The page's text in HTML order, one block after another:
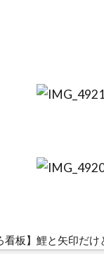
看板】鯉と矢印だ